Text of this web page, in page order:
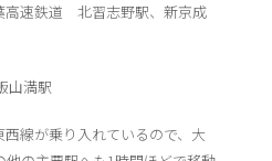
高速鉄道 北習志野駅、新京成
満駅
線が乗り入れているので、大